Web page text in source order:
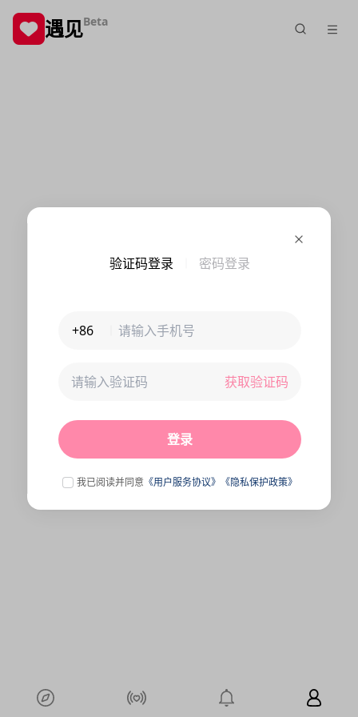
验证码登录 密码登录
+86
获取验证码
登录
我已阅读并同意 《用户服务协议》 《隐私保护政策》
遇见Beta
未连接到服务器,刷新一下试试